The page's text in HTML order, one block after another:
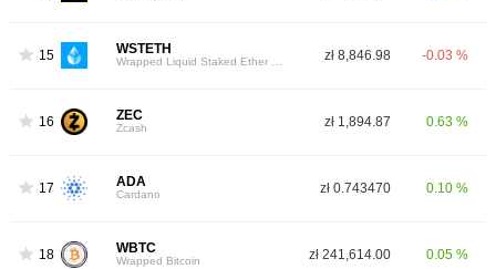
15 WSTETH zł 8,846.98 -0.03 %
16 ZEC
Zcash zł 1,894.87 0.63 %
17 ADA
Cardano zł 0.743470 0.10 %
18 WBTC
Wrapped Bitcoin zł 241,614.00 0.05 %